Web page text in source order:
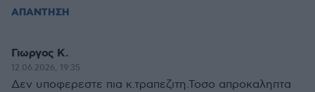
ΑΠΑΝΤΗΣΗ
Γιωργος Κ.
12.06.2026, 19:35
Δεν υποφερεστε πια κ.τραπεζιτη.Τοσο απροκαληπτα